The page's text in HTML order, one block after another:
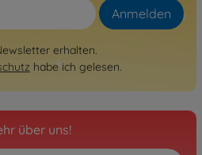
Anmelden
erhalten.
habe ich gelesen.
über uns!